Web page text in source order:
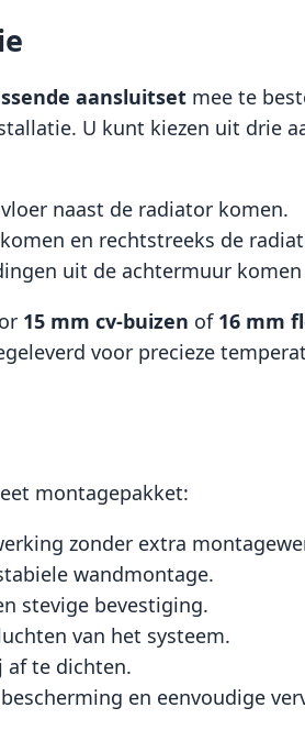
aansluitset mee te
U kunt kiezen uit drie
naast de radiator komen.
en rechtstreeks de
uit de achtermuur
15 mm cv-buizen of 16 mm
voor precieze
montagepakket:
zonder extra
wandmontage.
stevige bevestiging.
van het systeem.
af te dichten.
en eenvoudige